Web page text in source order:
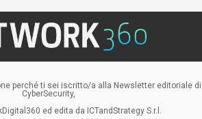
perché ti sei iscritto/a alla Newsletter editoriale di
CyberSecurity,
ed edita da ICTandStrategy S.r.l.